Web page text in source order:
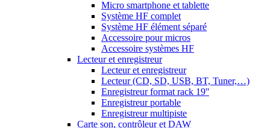
Micro smartphone et tablette
Système HF complet
Système HF élément séparé
Accessoire pour micros
Accessoire systèmes HF
Lecteur et enregistreur
Lecteur et enregistreur
Lecteur (CD, SD, USB, BT, Tuner,…)
Enregistreur format rack 19''
Enregistreur portable
Enregistreur multipiste
Carte son, contrôleur et DAW